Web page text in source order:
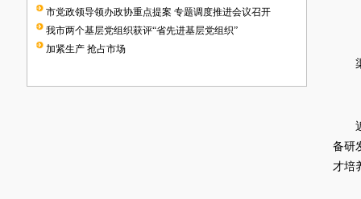
市党政领导领办政协重点提案 专题调度推进会议召开
我市两个基层党组织获评“省先进基层党组织”
加紧生产 抢占市场
渠
近
备研
才培